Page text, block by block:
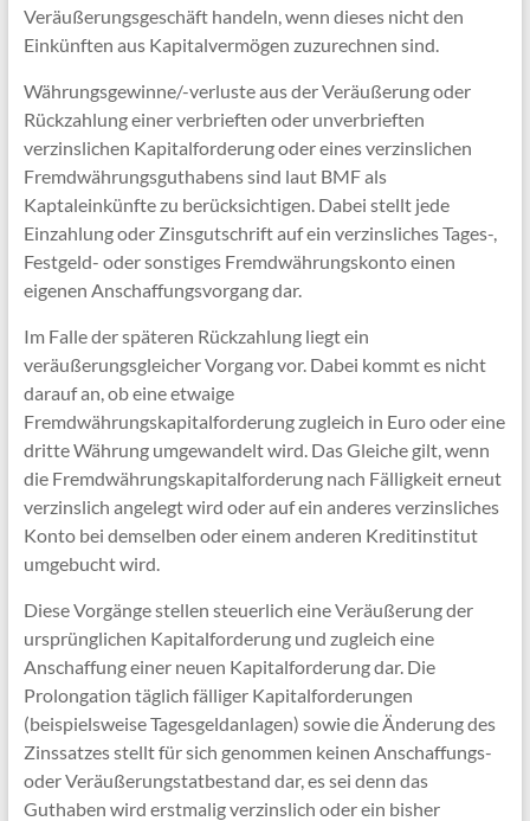
Veräußerungsgeschäft handeln, wenn dieses nicht den
Einkünften aus Kapitalvermögen zuzurechnen sind.
Währungsgewinne/-verluste aus der Veräußerung oder
Rückzahlung einer verbrieften oder unverbrieften
verzinslichen Kapitalforderung oder eines verzinslichen
Fremdwährungsguthabens sind laut BMF als
Kaptaleinkünfte zu berücksichtigen. Dabei stellt jede
Einzahlung oder Zinsgutschrift auf ein verzinsliches Tages-,
Festgeld- oder sonstiges Fremdwährungskonto einen
eigenen Anschaffungsvorgang dar.
Im Falle der späteren Rückzahlung liegt ein
veräußerungsgleicher Vorgang vor. Dabei kommt es nicht
darauf an, ob eine etwaige
Fremdwährungskapitalforderung zugleich in Euro oder eine
dritte Währung umgewandelt wird. Das Gleiche gilt, wenn
die Fremdwährungskapitalforderung nach Fälligkeit erneut
verzinslich angelegt wird oder auf ein anderes verzinsliches
Konto bei demselben oder einem anderen Kreditinstitut
umgebucht wird.
Diese Vorgänge stellen steuerlich eine Veräußerung der
ursprünglichen Kapitalforderung und zugleich eine
Anschaffung einer neuen Kapitalforderung dar. Die
Prolongation täglich fälliger Kapitalforderungen
(beispielsweise Tagesgeldanlagen) sowie die Änderung des
Zinssatzes stellt für sich genommen keinen Anschaffungs-
oder Veräußerungstatbestand dar, es sei denn das
Guthaben wird erstmalig verzinslich oder ein bisher